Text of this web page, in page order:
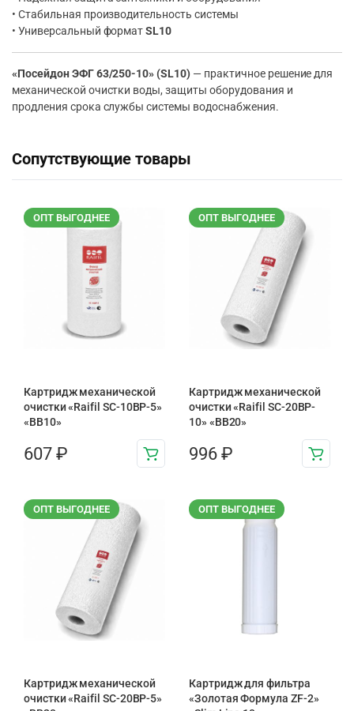
• Стабильная производительность системы
• Универсальный форматSL10
«Посейдон ЭФГ 63/250-10» (SL10) — практичное решение для
механической очистки воды, защиты оборудования и
продления срока службы системы водоснабжения.
Сопутствующие товары
ОПТ ВЫГОДНЕЕ
Картридж механической
очистки «Raifil SC-10BP-5»
«BB10»
607 ₽
ОПТ ВЫГОДНЕЕ
Картридж механической
очистки «Raifil SC-20BP-
10» «BB20»
996 ₽
ОПТ ВЫГОДНЕЕ
Картридж механической
очистки «Raifil SC-20BP-5»
ОПТ ВЫГОДНЕЕ
Картридж для фильтра
«Золотая Формула ZF-2»